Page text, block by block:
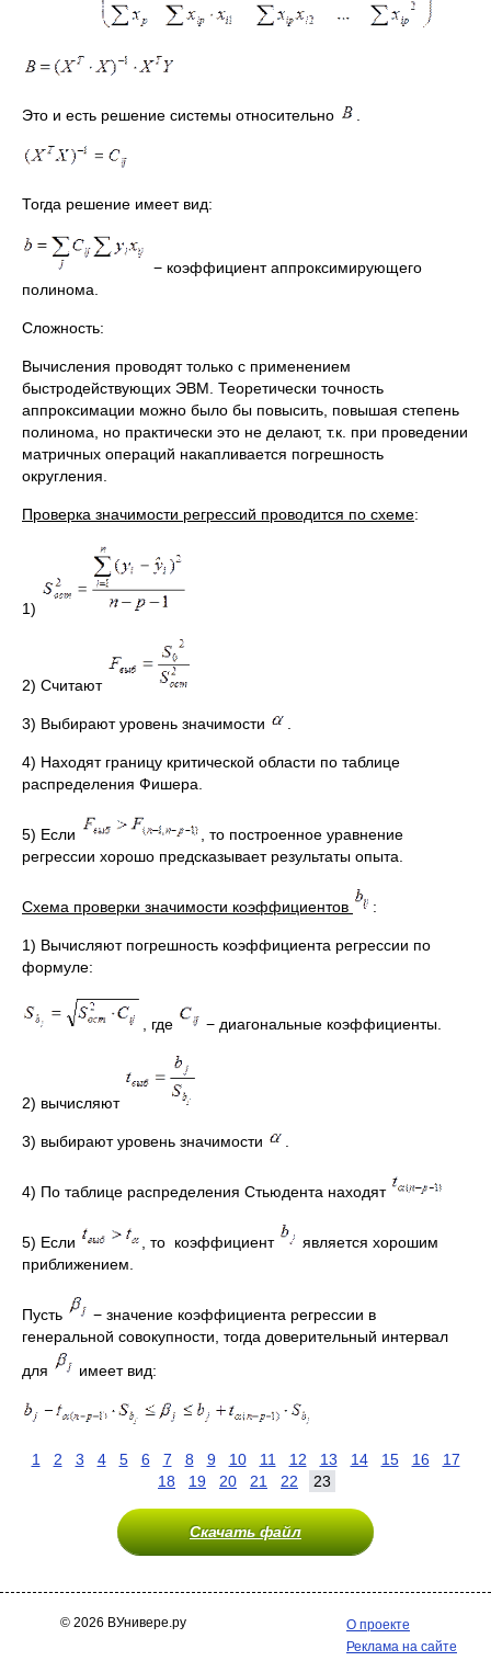
Это и есть решение системы относительно
Тогда решение имеет вид:
− коэффициент аппроксимирующего
полинома.
Сложность:
Вычисления проводят только с применением
быстродействующих ЭВМ. Теоретически точность
аппроксимации можно было бы повысить, повышая степень
полинома, но практически это не делают, т.к. при проведении
матричных операций накапливается погрешность
округления.
Проверка значимости регрессий проводится по схеме:
1)
2) Считают
3) Выбирают уровень значимости
4) Находят границу критической области по таблице
распределения Фишера.
5) Если
, то построенное уравнение
регрессии хорошо предсказывает результаты опыта.
Схема проверки значимости коэффициентов :
1) Вычисляют погрешность коэффициента регрессии по
формуле:
, где − диагональные коэффициенты.
2) вычисляют
3) выбирают уровень значимости
4) По таблице распределения Стьюдента находят
5) Если , то коэффициент
является хорошим
приближением.
Пусть
− значение коэффициента регрессии в
генеральной совокупности, тогда доверительный интервал
для
имеет вид:
1 2 3 4 5 6 7 8 9 10 11 12 13 14 15 16
17
18
19 20 21 22 23
Скачать файл
© 2026 ВУнивере.ру
О проекте
Реклама на сайте